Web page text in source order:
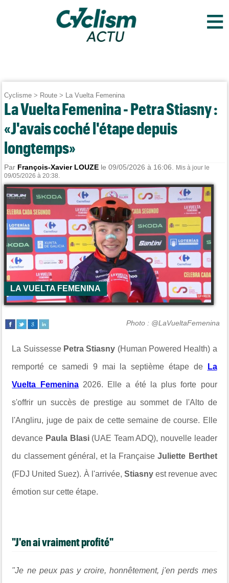
≡
Cyclisme > Route > La Vuelta Femenina
La Vuelta Femenina - Petra Stiasny :
«J'avais coché l'étape depuis
longtemps»
Par François-Xavier LOUZE le 09/05/2026 à 16:06.
Mis à jour le
09/05/2026 à 20:38.
LA VUELTA FEMENINA
Photo : @LaVueltaFemenina
La Suissesse Petra Stiasny (Human Powered Health) a
remporté ce samedi 9 mai la septième étape de La
Vuelta Femenina2026. Elle a été la plus forte pour
s'offrir un succès de prestige au sommet de l'Alto de
l'Angliru, juge de paix de cette semaine de course. Elle
devance Paula Blasi (UAE Team ADQ), nouvelle leader
du classement général, et la FrançaiseJuliette Berthet
(FDJ United Suez). À l'arrivée, Stiasny est revenue avec
émotion sur cette étape.
"J'en ai vraiment profité"
"Je ne peux pas y croire, honnêtement, j'en perds mes